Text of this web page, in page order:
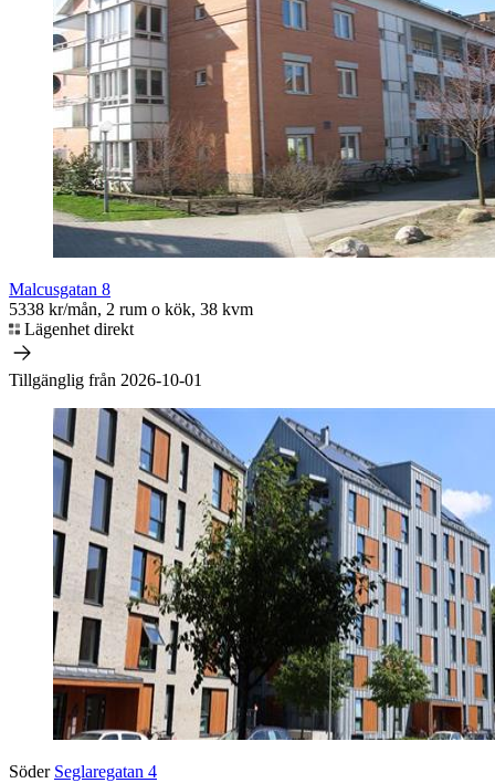
Malcusgatan 8
5338 kr/mån, 2 rum o kök, 38 kvm
Lägenhet direkt
Tillgänglig från 2026-10-01
Söder Seglaregatan 4